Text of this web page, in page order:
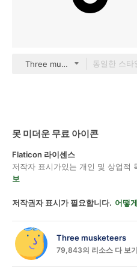
Three musketeers Others
못 미더운 무료 아이콘
Flaticon 라이센스
저작자 표시가있는 개인 및 상업적
보
저작권자 표시가 필요합니다. 어떻
Three musketeers
79,843의 리소스 다 보기